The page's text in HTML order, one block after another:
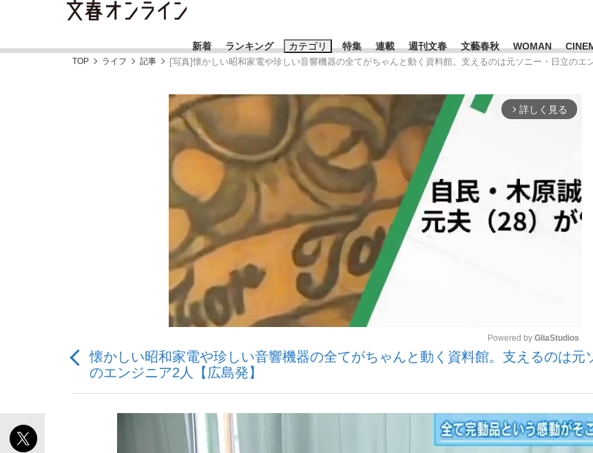
新着 ランキング カテゴリ
「90%は失敗する。でも…」本田圭佑が初めて明かした日本代表監督に...
「敗因分析は一切聞かれなかった」侍ジャパン選手が証言した“NPB聞... 「クマが悪者扱いされ
特集
観る将
キングの誕生を、目撃せよ。
いまさ
連載 週刊文春 文藝春秋 WOMAN
おすすめのキーワードタグ一覧
#藤田晋 #三山凌輝 #高市早苗 #後藤真希
#玉木雄一郎
#亀和田武
TOP ライフ 記事 [写真]懐かしい昭和家電や珍しい音響機器の全てがちゃんと動く資料館。支えるのは元ソニー・日立のエ
arrow_forward_ios 詳しく見る
Powered by GliaStudios
懐かしい昭和家電や珍しい音響機器の全てがちゃんと動く資料館。支えるのは元
のエンジニア2人【広島発】